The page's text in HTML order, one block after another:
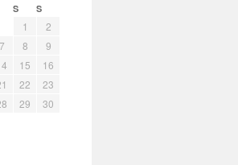
S S
1
2
7 8
9
15
16
22
23
29
30